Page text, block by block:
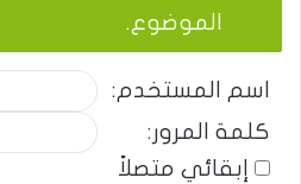
الموضوع.
اسم المستخدم:
كلمة المرور:
إبقائي متصلاً